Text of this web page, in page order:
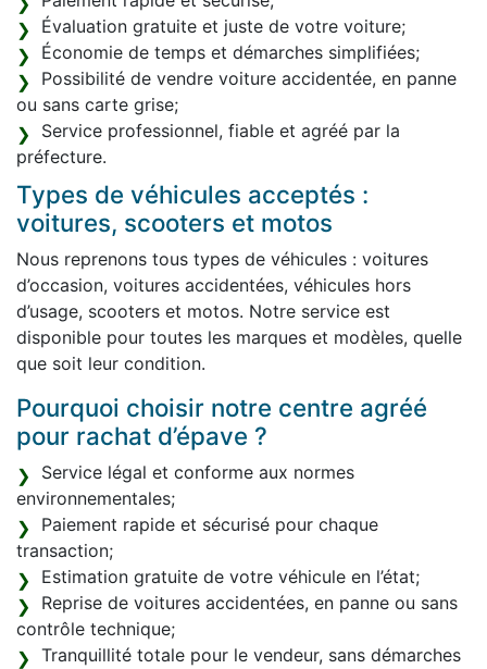
Évaluation gratuite et juste de votre voiture;
Économie de temps et démarches simplifiées;
Possibilité de vendre voiture accidentée, en panne
ou sans carte grise;
Service professionnel, fiable et agréé par la
préfecture.
Types de véhicules acceptés :
voitures, scooters et motos
Nous reprenons tous types de véhicules : voitures
d’occasion, voitures accidentées, véhicules hors
d’usage, scooters et motos. Notre service est
disponible pour toutes les marques et modèles, quelle
que soit leur condition.
Pourquoi choisir notre centre agréé
pour rachat d’épave ?
Service légal et conforme aux normes
environnementales;
Paiement rapide et sécurisé pour chaque
transaction;
Estimation gratuite de votre véhicule en l’état;
Reprise de voitures accidentées, en panne ou sans
contrôle technique;
Tranquillité totale pour le vendeur, sans démarches